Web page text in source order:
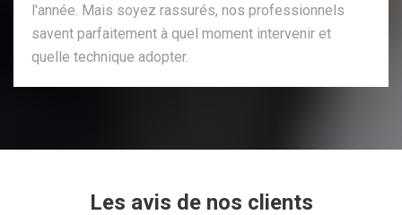
l'année. Mais soyez rassurés, nos professionnels
savent parfaitement à quel moment intervenir et
quelle technique adopter.
Les avis de nos clients